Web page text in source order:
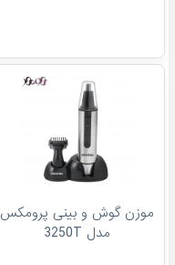
موزن گوش و بینی پرومکس
مدل 3250T